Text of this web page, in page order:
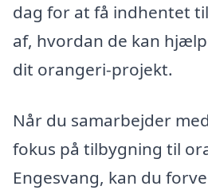
dag for at få indhentet
af, hvordan de kan
dit orangeri-projekt.
Når du samarbejder
fokus på tilbygning til
Engesvang, kan du